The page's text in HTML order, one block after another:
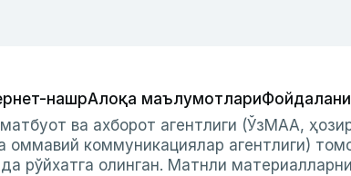
нашрАлоқа маълумотлари
ва ахборот агентлиги (ЎзМАА,
коммуникациялар агентлиги)
рўйхатга олинган. Матнли